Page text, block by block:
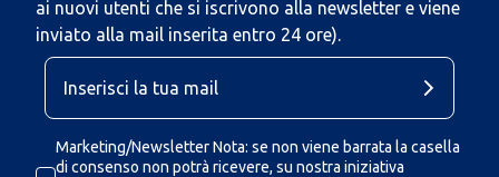
ai nuovi utenti che si iscrivono alla newsletter e viene
inviato alla mail inserita entro 24 ore).
Marketing/Newsletter Nota: se non viene barrata la casella
di consenso non potrà ricevere, su nostra iniziativa